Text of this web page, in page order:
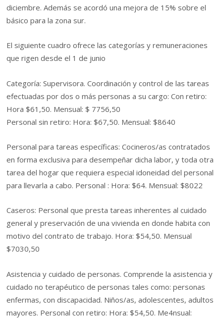
diciembre. Además se acordó una mejora de 15% sobre el
básico para la zona sur.
El siguiente cuadro ofrece las categorías y remuneraciones
que rigen desde el 1 de junio
Categoría: Supervisora. Coordinación y control de las tareas
efectuadas por dos o más personas a su cargo: Con retiro:
Hora $61,50. Mensual: $ 7756,50
Personal sin retiro: Hora: $67,50. Mensual: $8640
Personal para tareas específicas: Cocineros/as contratados
en forma exclusiva para desempeñar dicha labor, y toda otra
tarea del hogar que requiera especial idoneidad del personal
para llevarla a cabo. Personal : Hora: $64. Mensual: $8022
Caseros: Personal que presta tareas inherentes al cuidado
general y preservación de una vivienda en donde habita con
motivo del contrato de trabajo. Hora: $54,50. Mensual
$7030,50
Asistencia y cuidado de personas. Comprende la asistencia y
cuidado no terapéutico de personas tales como: personas
enfermas, con discapacidad. Niños/as, adolescentes, adultos
mayores. Personal con retiro: Hora: $54,50. Me4nsual: